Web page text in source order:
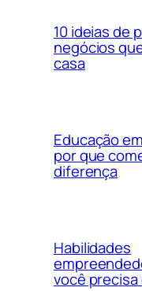
10 ideias de
negócios
casa
Educação
por que
diferença
Habilidades
você